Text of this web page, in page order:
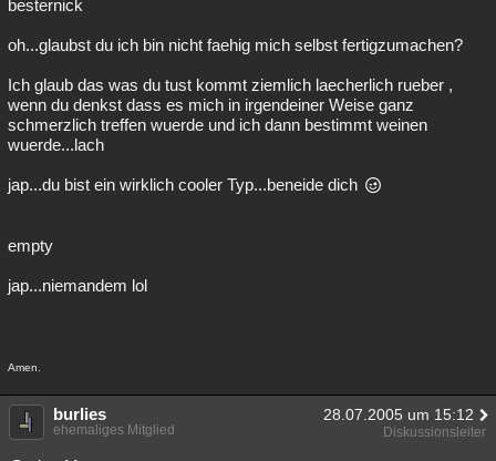
besternick
oh...glaubst du ich bin nicht faehig mich selbst fertigzumachen?
Ich glaub das was du tust kommt ziemlich laecherlich rueber ,
wenn du denkst dass es mich in irgendeiner Weise ganz
schmerzlich treffen wuerde und ich dann bestimmt weinen
wuerde...lach
jap...du bist ein wirklich cooler Typ...beneide dich
empty
jap...niemandem lol
Amen.
burlies 28.07.2005 um 15:12
ehemaliges Mitglied Diskussionsleiter